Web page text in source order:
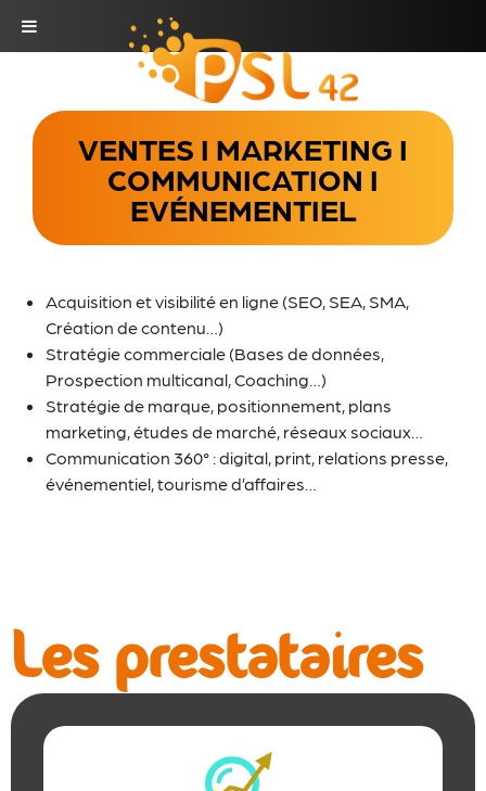
VENTES I MARKETING I
COMMUNICATION I
EVÉNEMENTIEL
Acquisition et visibilité en ligne (SEO, SEA, SMA,
Création de contenu…)
Stratégie commerciale (Bases de données,
Prospection multicanal, Coaching…)
Stratégie de marque, positionnement, plans
marketing, études de marché, réseaux sociaux…
Communication 360° : digital, print, relations presse,
événementiel, tourisme d’affaires…
Les prestataires